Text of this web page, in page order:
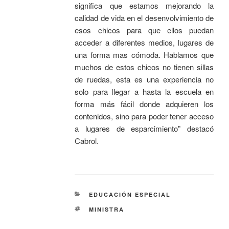
significa que estamos mejorando la
calidad de vida en el desenvolvimiento de
esos chicos para que ellos puedan
acceder a diferentes medios, lugares de
una forma mas cómoda. Hablamos que
muchos de estos chicos no tienen sillas
de ruedas, esta es una experiencia no
solo para llegar a hasta la escuela en
forma más fácil donde adquieren los
contenidos, sino para poder tener acceso
a lugares de esparcimiento” destacó
Cabrol.
EDUCACIÓN ESPECIAL
MINISTRA